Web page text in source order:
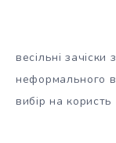
весільні
неформального
вибір на